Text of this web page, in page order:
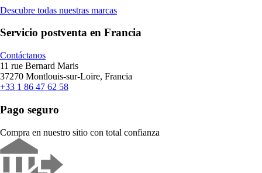
Descubre todas nuestras marcas
Servicio postventa en Francia
Contáctanos
11 rue Bernard Maris
37270 Montlouis-sur-Loire, Francia
+33 1 86 47 62 58
Pago seguro
Compra en nuestro sitio con total confianza